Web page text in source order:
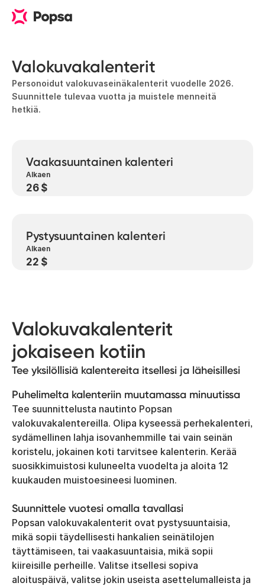
Valokuvakalenterit
Personoidut valokuvaseinäkalenterit vuodelle 2026.
Suunnittele tulevaa vuotta ja muistele menneitä
hetkiä.
Vaakasuuntainen kalenteri
Alkaen
26 $
Pystysuuntainen kalenteri
Alkaen
22 $
Valokuvakalenterit
jokaiseen kotiin
Tee yksilöllisiä kalentereita itsellesi ja läheisillesi
Puhelimelta kalenteriin muutamassa minuutissa
Tee suunnittelusta nautinto Popsan
valokuvakalentereilla. Olipa kyseessä perhekalenteri,
sydämellinen lahja isovanhemmille tai vain seinän
koristelu, jokainen koti tarvitsee kalenterin. Kerää
suosikkimuistosi kuluneelta vuodelta ja aloita 12
kuukauden muistoesineesi luominen.
Suunnittele vuotesi omalla tavallasi
Popsan valokuvakalenterit ovat pystysuuntaisia,
mikä sopii täydellisesti hankalien seinätilojen
täyttämiseen, tai vaakasuuntaisia, mikä sopii
kiireisille perheille. Valitse itsellesi sopiva
aloituspäivä, valitse jokin useista asettelumalleista ja